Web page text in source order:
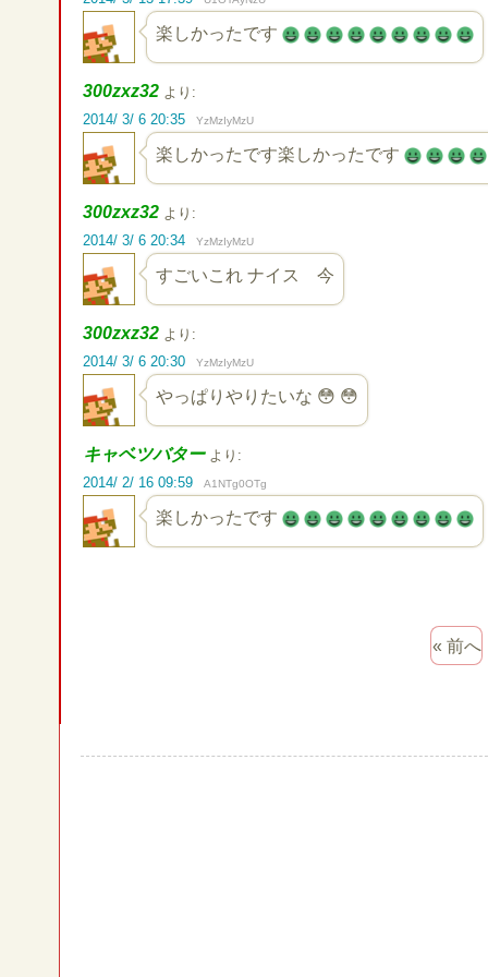
楽しかったです
300zxz32 より:
2014/ 3/ 6 20:35
YzMzIyMzU
楽しかったです楽しかったです
300zxz32 より:
2014/ 3/ 6 20:34
YzMzIyMzU
すごいこれ ナイス 今
300zxz32 より:
2014/ 3/ 6 20:30
YzMzIyMzU
やっぱりやりたいな 😳 😳
キャベツバター より:
2014/ 2/ 16 09:59
A1NTg0OTg
楽しかったです
« 前へ